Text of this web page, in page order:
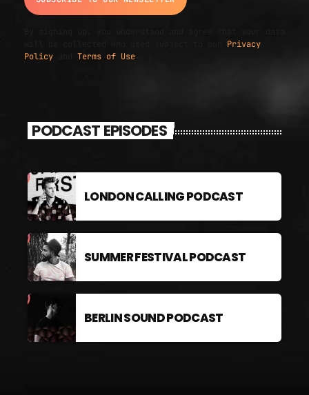
Privacy
Policy
Terms of Use
PODCAST EPISODES
LONDON CALLING PODCAST
SUMMER FESTIVAL PODCAST
BERLIN SOUND PODCAST